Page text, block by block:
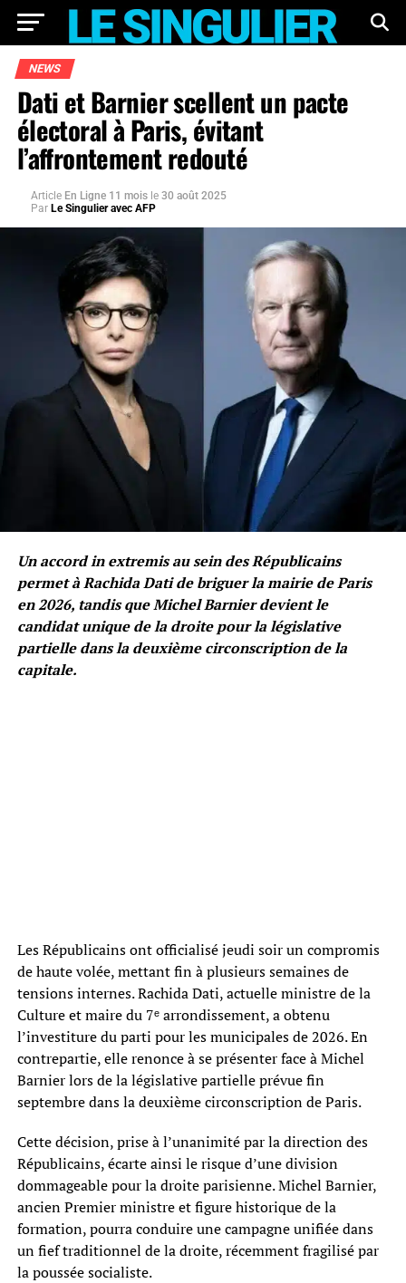
NEWS
Dati et Barnier scellent un pacte
électoral à Paris, évitant
l’affrontement redouté
Article En Ligne 11 mois le 30 août 2025
Par Le Singulier avec AFP
Un accord in extremis au sein des Républicains
permet à Rachida Dati de briguer la mairie de Paris
en 2026, tandis que Michel Barnier devient le
candidat unique de la droite pour la législative
partielle dans la deuxième circonscription de la
capitale.
Les Républicains ont officialisé jeudi soir un compromis
de haute volée, mettant fin à plusieurs semaines de
tensions internes. Rachida Dati, actuelle ministre de la
Culture et maire du 7ᵉ arrondissement, a obtenu
l’investiture du parti pour les municipales de 2026. En
contrepartie, elle renonce à se présenter face à Michel
Barnier lors de la législative partielle prévue fin
septembre dans la deuxième circonscription de Paris.
Cette décision, prise à l’unanimité par la direction des
Républicains, écarte ainsi le risque d’une division
dommageable pour la droite parisienne. Michel Barnier,
ancien Premier ministre et figure historique de la
formation, pourra conduire une campagne unifiée dans
un fief traditionnel de la droite, récemment fragilisé par
la poussée socialiste.